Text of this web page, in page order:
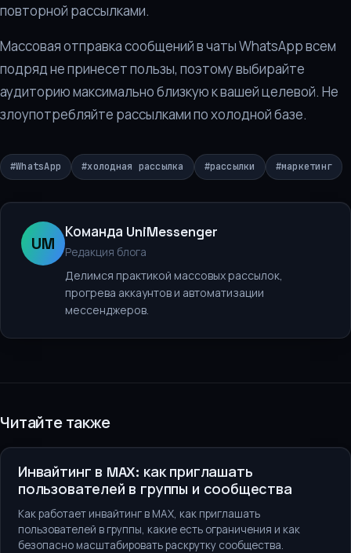
повторной рассылками.
Массовая отправка сообщений в чаты WhatsApp всем
подряд не принесет пользы, поэтому выбирайте
аудиторию максимально близкую к вашей целевой. Не
злоупотребляйте рассылками по холодной базе.
#WhatsApp #холодная рассылка #рассылки #маркетинг
UM
Команда UniMessenger
Редакция блога
Делимся практикой массовых рассылок,
прогрева аккаунтов и автоматизации
мессенджеров.
Читайте также
Рассылки и продвижение
Инвайтинг в MAX: как приглашать
пользователей в группы и сообщества
Как работает инвайтинг в MAX, как приглашать
пользователей в группы, какие есть ограничения и как
безопасно масштабировать раскрутку сообщества.